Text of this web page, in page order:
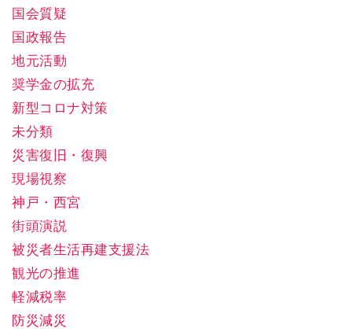
国会質疑
国政報告
地元活動
奨学金の拡充
新型コロナ対策
未分類
災害復旧・復興
現場視察
神戸・西宮
街頭演説
被災者生活再建支援法
観光の推進
軽減税率
防災減災